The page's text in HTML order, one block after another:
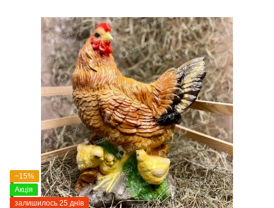
−15%
Акція
залишилось 25 днів